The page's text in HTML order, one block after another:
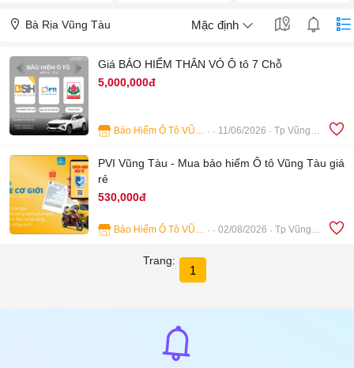
Bà Rịa Vũng Tàu Mặc định
Giá BẢO HIỂM THÂN VỎ Ô tô 7 Chỗ
5,000,000đ
Bảo Hiểm Ô Tô VŨNG TÀU 11/06/2026 Tp Vũng Tàu
PVI Vũng Tàu - Mua bảo hiểm Ô tô Vũng Tàu giá
rẻ
530,000đ
Bảo Hiểm Ô Tô VŨNG TÀU 02/08/2026 Tp Vũng Tàu
Trang:
1